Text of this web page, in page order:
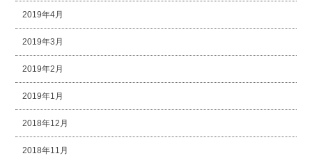
2019年4月
2019年3月
2019年2月
2019年1月
2018年12月
2018年11月